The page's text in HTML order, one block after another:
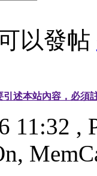
以發帖
引述本站內容，必須
11:32 ,